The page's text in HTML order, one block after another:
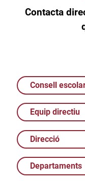
Contacta
Consell
Equip directiu
Direcció
Departaments